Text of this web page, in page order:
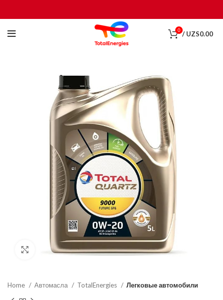
0 / UZS0.00
Нажмите, чтобы увеличить
Home Автомасла TotalEnergies Легковые автомобили